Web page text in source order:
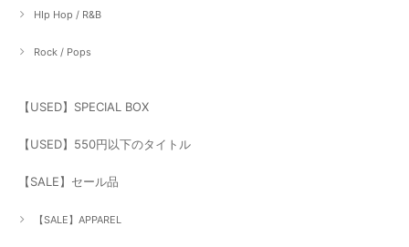
HIp Hop / R&B
Rock / Pops
【USED】SPECIAL BOX
【USED】550円以下のタイトル
【SALE】セール品
【SALE】APPAREL